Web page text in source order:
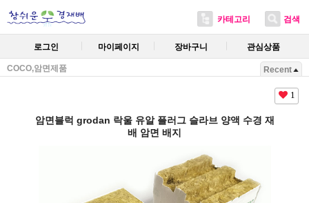
카테고리 검색
로그인 마이페이지 장바구니 관심상품
COCO,암면제품 Recent
1
암면블럭 grodan 락울 유알 플러그 슬라브 양액 수경 재
배 암면 배지